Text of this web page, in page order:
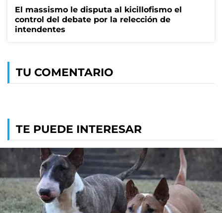
El massismo le disputa al kicillofismo el
control del debate por la relección de
intendentes
TU COMENTARIO
TE PUEDE INTERESAR